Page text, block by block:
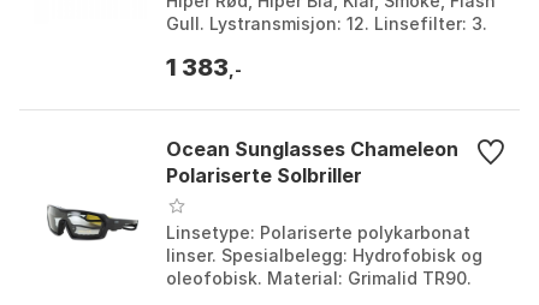
Gull. Lystransmisjon: 12. Linsefilter: 3.
1 383 ,-
Ocean Sunglasses Chameleon
Polariserte Solbriller
Linsetype: Polariserte polykarbonat
linser. Spesialbelegg: Hydrofobisk og
oleofobisk. Material: Grimalid TR90.